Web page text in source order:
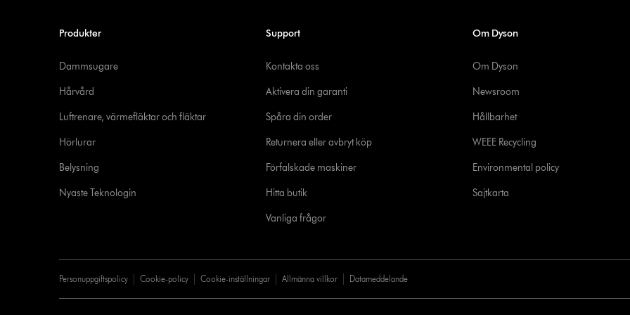
Produkter
Dammsugare
Hårvård
Luftrenare, värmefläktar och fläktar
Hörlurar
Belysning
Nyaste Teknologin
Support
Kontakta oss
Aktivera din garanti
Spåra din order
Returnera eller avbryt köp
Förfalskade maskiner
Hitta butik
Vanliga frågor
Om Dyson
Om Dyson
Newsroom
Hållbarhet
WEEE Recycling
Environmental policy
Sajtkarta
Personuppgiftspolicy Cookie-policy Cookie-inställningar Allmänna villkor Datameddelande